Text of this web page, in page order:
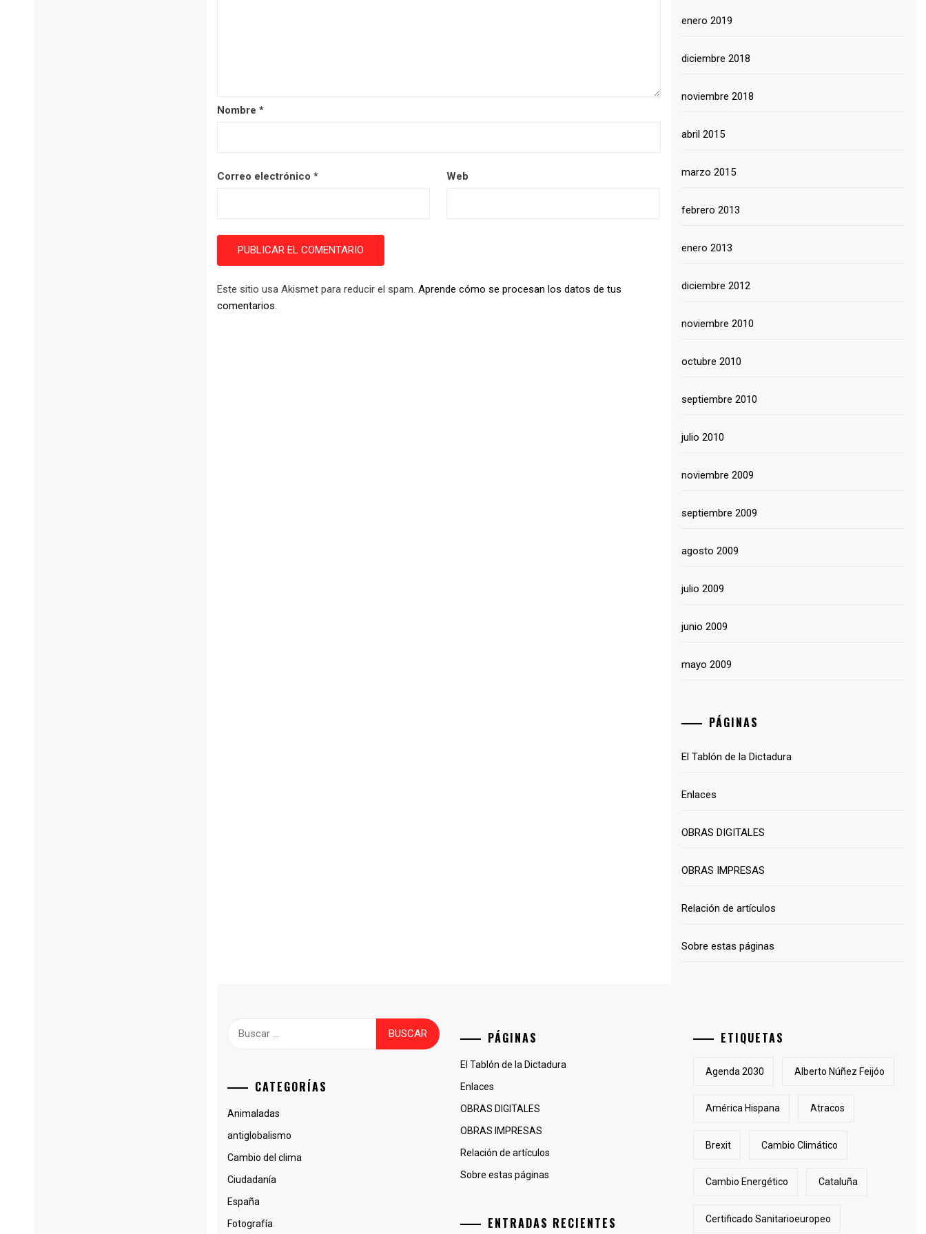
Nombre *
Correo electrónico * Web
Este sitio usa Akismet para reducir el spam. Aprende cómo se procesan los datos de tus
comentarios.
enero 2019
diciembre 2018
noviembre 2018
abril 2015
marzo 2015
febrero 2013
enero 2013
diciembre 2012
noviembre 2010
octubre 2010
septiembre 2010
julio 2010
noviembre 2009
septiembre 2009
agosto 2009
julio 2009
junio 2009
mayo 2009
PÁGINAS
El Tablón de la Dictadura
Enlaces
OBRAS DIGITALES
OBRAS IMPRESAS
Relación de artículos
Sobre estas páginas
CATEGORÍAS
Animaladas
antiglobalismo
Cambio del clima
Ciudadanía
España
Fotografía
PÁGINAS
El Tablón de la Dictadura
Enlaces
OBRAS DIGITALES
OBRAS IMPRESAS
Relación de artículos
Sobre estas páginas
ENTRADAS RECIENTES
ETIQUETAS
Agenda 2030 Alberto Núñez Feijóo
América Hispana Atracos
Brexit Cambio Climático
Cambio Energético Cataluña
Certificado Sanitarioeuropeo